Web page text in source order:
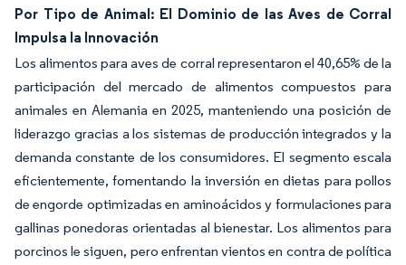
Por Tipo de Animal: El Dominio de las Aves de Corral
Impulsa la Innovación
Los alimentos para aves de corral representaron el 40,65% de la
participación del mercado de alimentos compuestos para
animales en Alemania en 2025, manteniendo una posición de
liderazgo gracias a los sistemas de producción integrados y la
demanda constante de los consumidores. El segmento escala
eficientemente, fomentando la inversión en dietas para pollos
de engorde optimizadas en aminoácidos y formulaciones para
gallinas ponedoras orientadas al bienestar. Los alimentos para
porcinos le siguen, pero enfrentan vientos en contra de política